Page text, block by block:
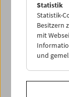
Wien
in
ISBN:
Statistik
Statistik-
Besitzern
mit
und